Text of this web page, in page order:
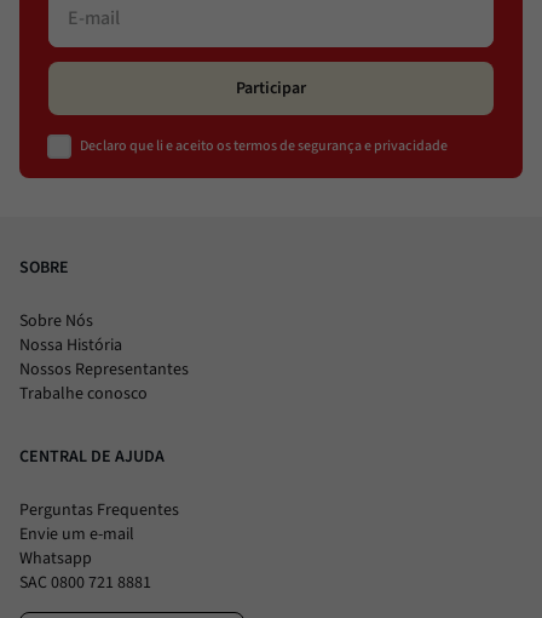
Participar
Declaro que li e aceito os termos de segurança e privacidade
SOBRE
Sobre Nós
Nossa História
Nossos Representantes
Trabalhe conosco
CENTRAL DE AJUDA
Perguntas Frequentes
Envie um e-mail
Whatsapp
SAC 0800 721 8881